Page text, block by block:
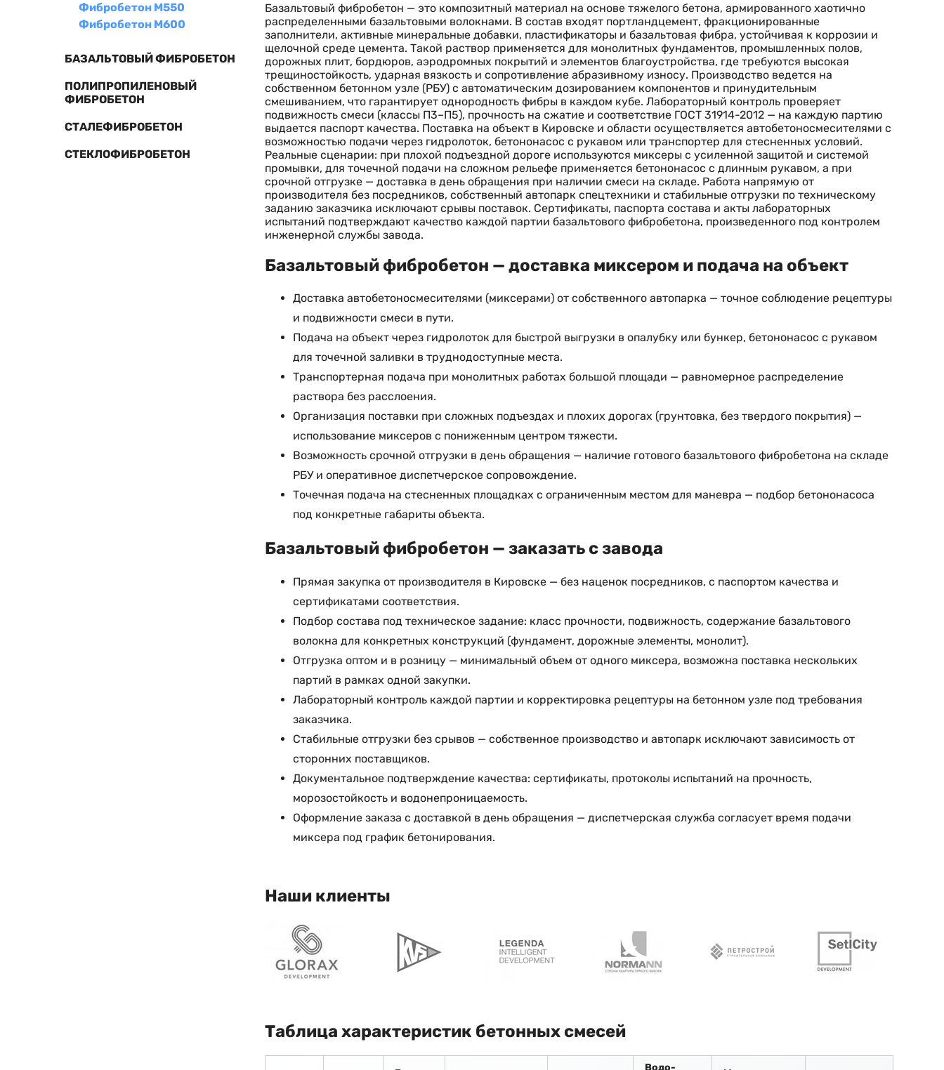
Фибробетон М550
Фибробетон М600
БАЗАЛЬТОВЫЙ ФИБРОБЕТОН
ПОЛИПРОПИЛЕНОВЫЙ
ФИБРОБЕТОН
СТАЛЕФИБРОБЕТОН
СТЕКЛОФИБРОБЕТОН
Базальтовый фибробетон — это композитный материал на основе тяжелого бетона, армированного хаотично
распределенными базальтовыми волокнами. В состав входят портландцемент, фракционированные
заполнители, активные минеральные добавки, пластификаторы и базальтовая фибра, устойчивая к коррозии и
щелочной среде цемента. Такой раствор применяется для монолитных фундаментов, промышленных полов,
дорожных плит, бордюров, аэродромных покрытий и элементов благоустройства, где требуются высокая
трещиностойкость, ударная вязкость и сопротивление абразивному износу. Производство ведется на
собственном бетонном узле (РБУ) с автоматическим дозированием компонентов и принудительным
смешиванием, что гарантирует однородность фибры в каждом кубе. Лабораторный контроль проверяет
подвижность смеси (классы П3–П5), прочность на сжатие и соответствие ГОСТ 31914-2012 — на каждую партию
выдается паспорт качества. Поставка на объект в Кировске и области осуществляется автобетоносмесителями с
возможностью подачи через гидролоток, бетононасос с рукавом или транспортер для стесненных условий.
Реальные сценарии: при плохой подъездной дороге используются миксеры с усиленной защитой и системой
промывки, для точечной подачи на сложном рельефе применяется бетононасос с длинным рукавом, а при
срочной отгрузке — доставка в день обращения при наличии смеси на складе. Работа напрямую от
производителя без посредников, собственный автопарк спецтехники и стабильные отгрузки по техническому
заданию заказчика исключают срывы поставок. Сертификаты, паспорта состава и акты лабораторных
испытаний подтверждают качество каждой партии базальтового фибробетона, произведенного под контролем
инженерной службы завода.
Базальтовый фибробетон — доставка миксером и подача на объект
Доставка автобетоносмесителями (миксерами) от собственного автопарка — точное соблюдение рецептуры
и подвижности смеси в пути.
Подача на объект через гидролоток для быстрой выгрузки в опалубку или бункер, бетононасос с рукавом
для точечной заливки в труднодоступные места.
Транспортерная подача при монолитных работах большой площади — равномерное распределение
раствора без расслоения.
Организация поставки при сложных подъездах и плохих дорогах (грунтовка, без твердого покрытия) —
использование миксеров с пониженным центром тяжести.
Возможность срочной отгрузки в день обращения — наличие готового базальтового фибробетона на складе
РБУ и оперативное диспетчерское сопровождение.
Точечная подача на стесненных площадках с ограниченным местом для маневра — подбор бетононасоса
под конкретные габариты объекта.
Базальтовый фибробетон — заказать с завода
Прямая закупка от производителя в Кировске — без наценок посредников, с паспортом качества и
сертификатами соответствия.
Подбор состава под техническое задание: класс прочности, подвижность, содержание базальтового
волокна для конкретных конструкций (фундамент, дорожные элементы, монолит).
Отгрузка оптом и в розницу — минимальный объем от одного миксера, возможна поставка нескольких
партий в рамках одной закупки.
Лабораторный контроль каждой партии и корректировка рецептуры на бетонном узле под требования
заказчика.
Стабильные отгрузки без срывов — собственное производство и автопарк исключают зависимость от
сторонних поставщиков.
Документальное подтверждение качества: сертификаты, протоколы испытаний на прочность,
морозостойкость и водонепроницаемость.
Оформление заказа с доставкой в день обращения — диспетчерская служба согласует время подачи
миксера под график бетонирования.
Наши клиенты
Таблица характеристик бетонных смесей
Водо-